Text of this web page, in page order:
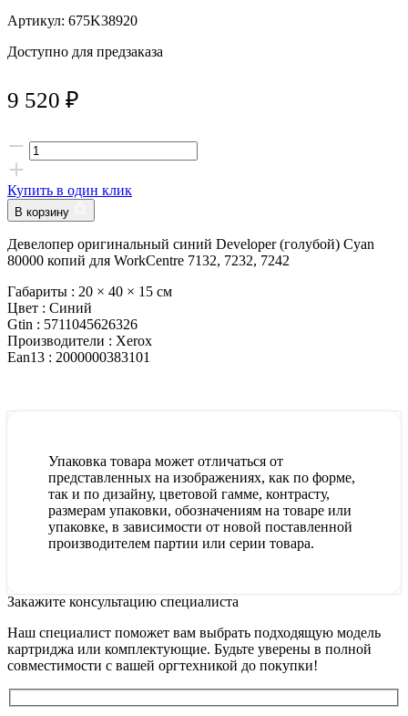
Артикул: 675K38920
Доступно для предзаказа
9 520 ₽
Купить в один клик
В корзину
Девелопер оригинальный синий Developer (голубой) Cyan
80000 копий для WorkCentre 7132, 7232, 7242
Габариты : 20 × 40 × 15 см
Цвет : Синий
Gtin : 5711045626326
Производители : Xerox
Ean13 : 2000000383101
Упаковка товара может отличаться от
представленных на изображениях, как по форме,
так и по дизайну, цветовой гамме, контрасту,
размерам упаковки, обозначениям на товаре или
упаковке, в зависимости от новой поставленной
производителем партии или серии товара.
Закажите консультацию специалиста
Наш специалист поможет вам выбрать подходящую модель
картриджа или комплектующие. Будьте уверены в полной
совместимости с вашей оргтехникой до покупки!